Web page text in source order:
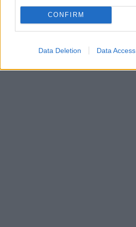
CONFIRM
Data Deletion Data Access